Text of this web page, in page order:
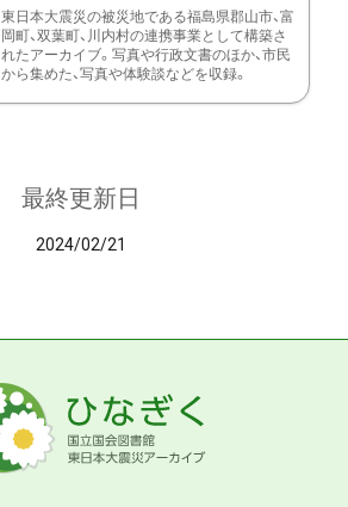
東日本大震災の被災地である福島県郡山市、富
岡町、双葉町、川内村の連携事業として構築さ
れたアーカイブ。写真や行政文書のほか、市民
から集めた、写真や体験談などを収録。
最終更新日
2024/02/21